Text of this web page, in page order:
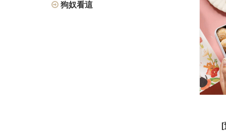
狗奴看這